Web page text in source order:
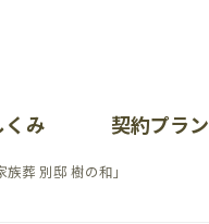
くみ 契約プラン
葬 別邸 樹の和」